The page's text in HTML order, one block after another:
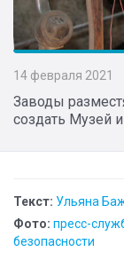
14 февраля 2021
Заводы
создать Музей
Текст: Ульяна
Фото: пресс-
безопасности